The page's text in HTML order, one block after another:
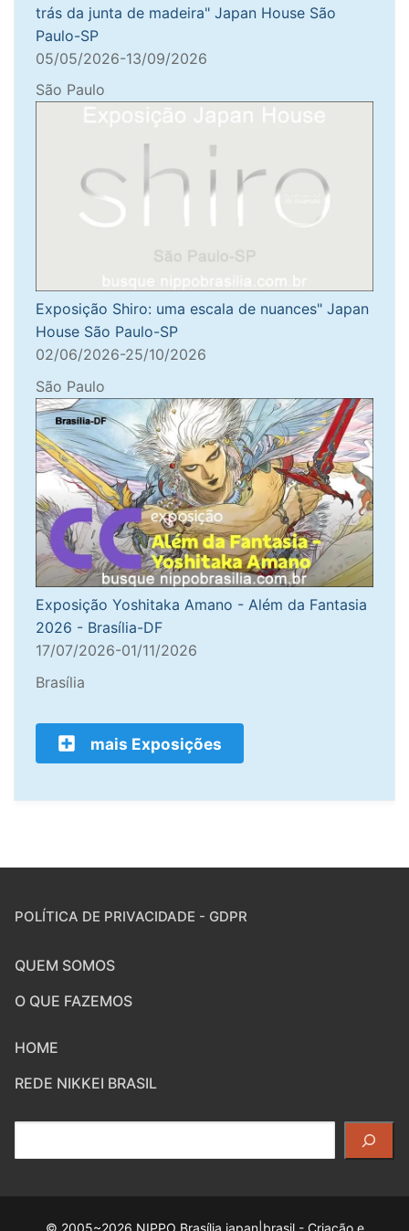
trás da junta de madeira" Japan House São
Paulo-SP
05/05/2026-13/09/2026
São Paulo
Exposição Shiro: uma escala de nuances" Japan
House São Paulo-SP
02/06/2026-25/10/2026
São Paulo
Exposição Yoshitaka Amano - Além da Fantasia
2026 - Brasília-DF
17/07/2026-01/11/2026
Brasília
mais Exposições
POLÍTICA DE PRIVACIDADE - GDPR
QUEM SOMOS
O QUE FAZEMOS
HOME
REDE NIKKEI BRASIL